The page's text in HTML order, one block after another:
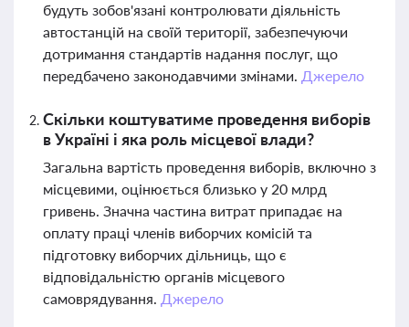
будуть зобов'язані контролювати діяльність
автостанцій на своїй території, забезпечуючи
дотримання стандартів надання послуг, що
передбачено законодавчими змінами. Джерело
Скільки коштуватиме проведення виборів
в Україні і яка роль місцевої влади?
Загальна вартість проведення виборів, включно з
місцевими, оцінюється близько у 20 млрд
гривень. Значна частина витрат припадає на
оплату праці членів виборчих комісій та
підготовку виборчих дільниць, що є
відповідальністю органів місцевого
самоврядування. Джерело